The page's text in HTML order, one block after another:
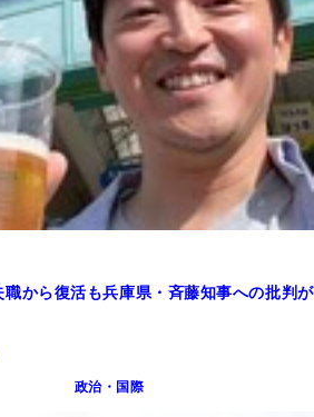
から復活も兵庫県・斉藤知事への批判が
政治・国際